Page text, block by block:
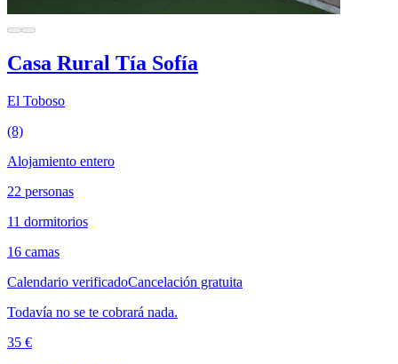
Casa Rural Tía Sofía
El Toboso
(8)
Alojamiento entero
22 personas
11 dormitorios
16 camas
Calendario verificadoCancelación gratuita
Todavía no se te cobrará nada.
35 €